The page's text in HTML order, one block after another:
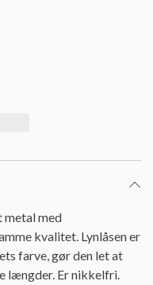
metal med
kvalitet. Lynlåsen er
farve, gør den let at
længder. Er nikkelfri.